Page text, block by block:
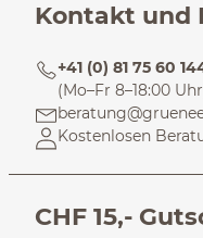
Kontakt und
+41 (0) 81 75 60
(Mo–Fr 8–18:00
Kostenlosen
CHF 15,-